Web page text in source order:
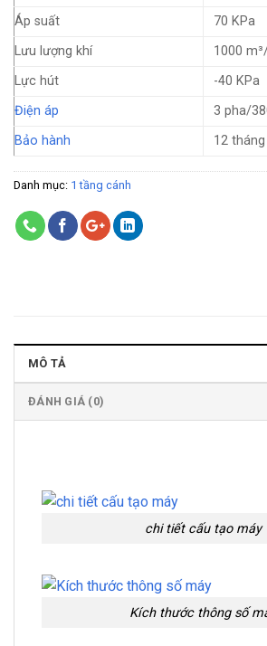
Áp suất
70 KPa
Lưu lượng khí
1000
Lực hút
-40 KPa
Điện áp
3 pha/
Bảo hành
12 tháng
Danh mục: 1 tầng cánh
MÔ TẢ
ĐÁNH GIÁ (0)
chi tiết cấu tạo máy
Kích thước thông số